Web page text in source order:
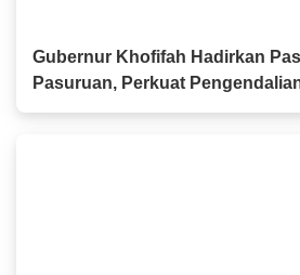
Gubernur Khofifah Hadirkan
Pasuruan, Perkuat
Beli Masyarakat